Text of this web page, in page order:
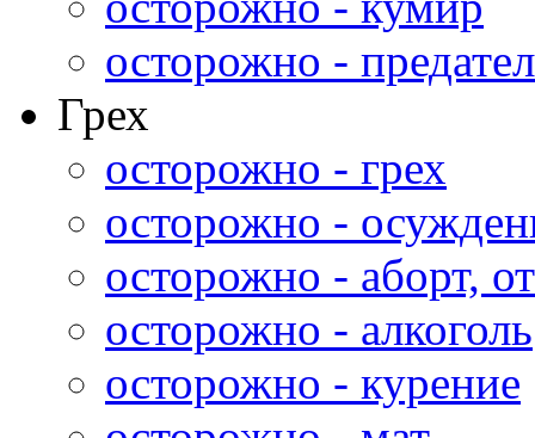
осторожно -
Грех
осторожно - грех
осторожно -
осторожно - аборт,
осторожно - алкоголь
осторожно - курение